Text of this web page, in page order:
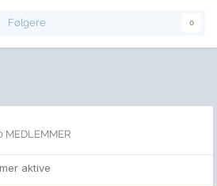
Følgere 0
MEDLEMMER
aktive